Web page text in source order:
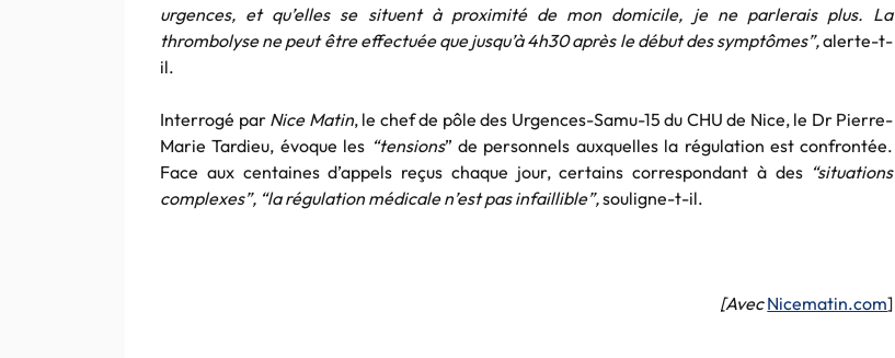
urgences, et qu’elles se situent à proximité de mon domicile, je ne parlerais plus. La
thrombolyse ne peut être effectuée que jusqu’à 4h30 après le début des symptômes”,alerte-t-
il.
Interrogé par Nice Matin, le chef de pôle des Urgences-Samu-15 du CHU de Nice, le Dr Pierre-
Marie Tardieu, évoque les “tensions” de personnels auxquelles la régulation est confrontée.
Face aux centaines d’appels reçus chaque jour, certains correspondant à des “situations
complexes”, “la régulation médicale n’est pas infaillible”,souligne-t-il.
[AvecNicematin.com]